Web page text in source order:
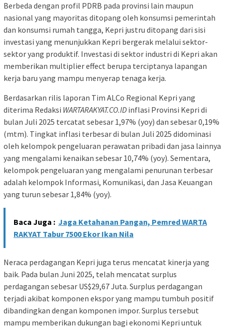
Berbeda dengan profil PDRB pada provinsi lain maupun
nasional yang mayoritas ditopang oleh konsumsi pemerintah
dan konsumsi rumah tangga, Kepri justru ditopang dari sisi
investasi yang menunjukkan Kepri bergerak melalui sektor-
sektor yang produktif. Investasi di sektor industri di Kepri akan
memberikan multiplier effect berupa terciptanya lapangan
kerja baru yang mampu menyerap tenaga kerja.
Berdasarkan rilis laporan Tim ALCo Regional Kepri yang
diterima Redaksi WARTARAKYAT.CO.ID inflasi Provinsi Kepri di
bulan Juli 2025 tercatat sebesar 1,97% (yoy) dan sebesar 0,19%
(mtm). Tingkat inflasi terbesar di bulan Juli 2025 didominasi
oleh kelompok pengeluaran perawatan pribadi dan jasa lainnya
yang mengalami kenaikan sebesar 10,74% (yoy). Sementara,
kelompok pengeluaran yang mengalami penurunan terbesar
adalah kelompok Informasi, Komunikasi, dan Jasa Keuangan
yang turun sebesar 1,84% (yoy).
Baca Juga : Jaga Ketahanan Pangan, Pemred WARTA
RAKYAT Tabur 7500 Ekor Ikan Nila
Neraca perdagangan Kepri juga terus mencatat kinerja yang
baik. Pada bulan Juni 2025, telah mencatat surplus
perdagangan sebesar US$29,67 Juta. Surplus perdagangan
terjadi akibat komponen ekspor yang mampu tumbuh positif
dibandingkan dengan komponen impor. Surplus tersebut
mampu memberikan dukungan bagi ekonomi Kepri untuk